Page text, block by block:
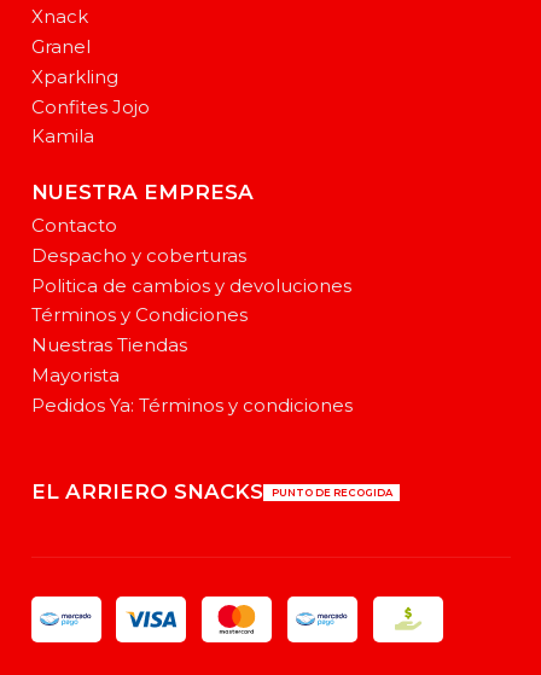
Xnack
Granel
Xparkling
Confites Jojo
Kamila
NUESTRA EMPRESA
Contacto
Despacho y coberturas
Politica de cambios y devoluciones
Términos y Condiciones
Nuestras Tiendas
Mayorista
Pedidos Ya: Términos y condiciones
EL ARRIERO SNACKS PUNTO DE RECOGIDA